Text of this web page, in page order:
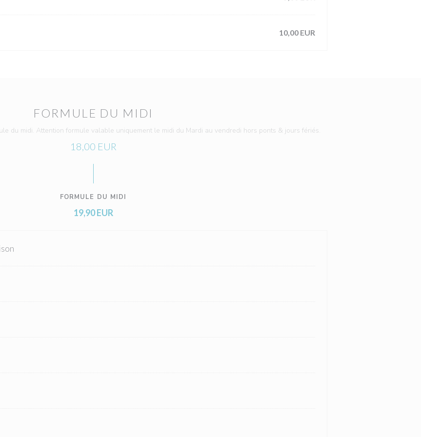
10,00 EUR
FORMULE DU MIDI
du midi. Attention formule valable uniquement le midi du Mardi au vendredi hors ponts & jours fériés.
18,00 EUR
FORMULE DU MIDI
19,90 EUR